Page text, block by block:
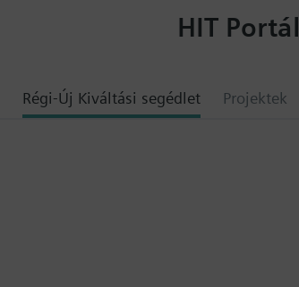
Régi-Új Kiváltási segédlet Projektek
HIT Portál